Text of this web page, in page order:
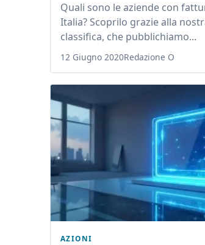
Quali sono le aziende con
Italia? Scoprilo grazie alla
classifica, che pubblichiamo...
12 Giugno 2020Redazione O
AZIONI